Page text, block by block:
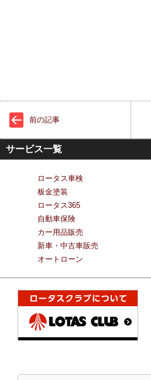
前の記事
サービス一覧
ロータス車検
板金塗装
ロータス365
自動車保険
カー用品販売
新車・中古車販売
オートローン